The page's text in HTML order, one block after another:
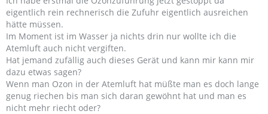
eigentlich rein rechnerisch die Zufuhr eigentlich ausreichen
hätte müssen.
Im Moment ist im Wasser ja nichts drin nur wollte ich die
Atemluft auch nicht vergiften.
Hat jemand zufällig auch dieses Gerät und kann mir kann mir
dazu etwas sagen?
Wenn man Ozon in der Atemluft hat müßte man es doch lange
genug riechen bis man sich daran gewöhnt hat und man es
nicht mehr riecht oder?